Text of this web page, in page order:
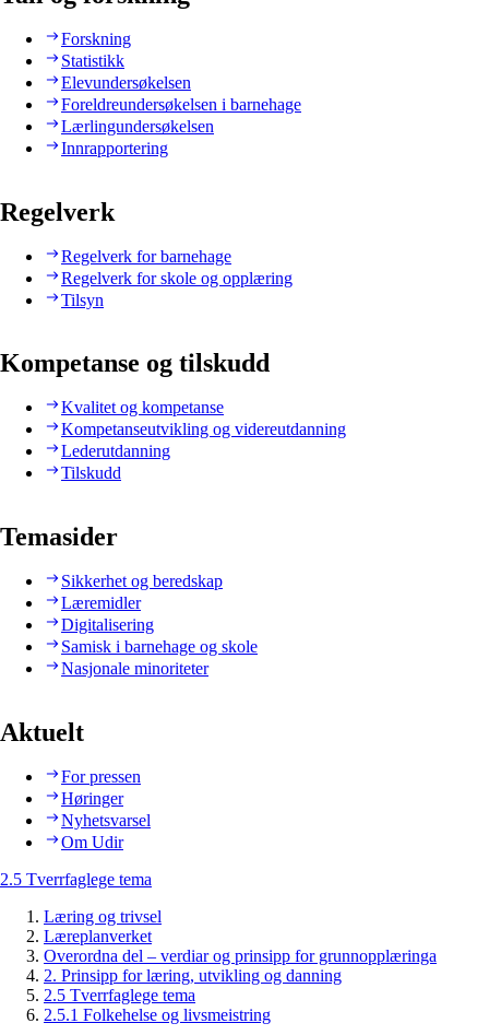
Forskning
Statistikk
Elevundersøkelsen
Foreldreundersøkelsen i barnehage
Lærlingundersøkelsen
Innrapportering
Regelverk
Regelverk for barnehage
Regelverk for skole og opplæring
Tilsyn
Kompetanse og tilskudd
Kvalitet og kompetanse
Kompetanseutvikling og videreutdanning
Lederutdanning
Tilskudd
Temasider
Sikkerhet og beredskap
Læremidler
Digitalisering
Samisk i barnehage og skole
Nasjonale minoriteter
Aktuelt
For pressen
Høringer
Nyhetsvarsel
Om Udir
2.5 Tverrfaglege tema
Læring og trivsel
Læreplanverket
Overordna del – verdiar og prinsipp for grunnopplæringa
2. Prinsipp for læring, utvikling og danning
2.5 Tverrfaglege tema
2.5.1 Folkehelse og livsmeistring